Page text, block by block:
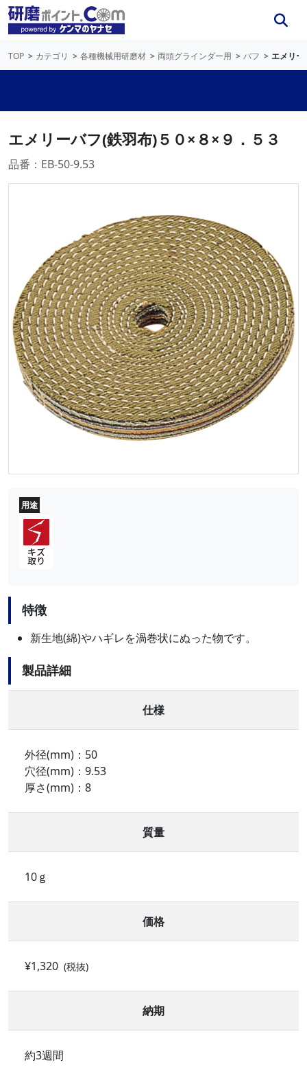
TOP カテゴリ 各種機械用研磨材 両頭グラインダー用 バフ エメリ
エメリーバフ(鉄羽布)５０×８×９．５３
品番：EB-50-9.53
用途
特徴
新生地(綿)やハギレを渦巻状にぬった物です。
製品詳細
仕様
外径(mm)：50
穴径(mm)：9.53
厚さ(mm)：8
質量
10ｇ
価格
¥1,320 (税抜)
納期
約3週間